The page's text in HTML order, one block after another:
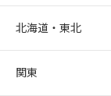
北海道・東北
関東